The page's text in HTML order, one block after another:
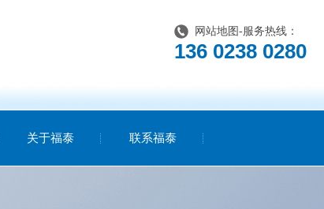
网站地图 -服务热线：
136 0238 0280
关于福泰 联系福泰